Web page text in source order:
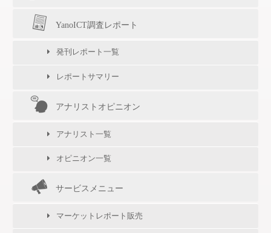
YanoICT調査レポート
発刊レポート一覧
レポートサマリー
アナリストオピニオン
アナリスト一覧
オピニオン一覧
サービスメニュー
マーケットレポート販売